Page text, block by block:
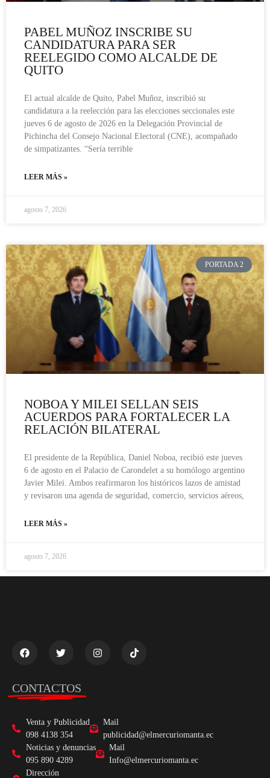
PABEL MUÑOZ INSCRIBE SU
CANDIDATURA PARA SER
REELEGIDO COMO ALCALDE DE
QUITO
El actual alcalde de Quito, Pabel Muñoz, inscribió su
candidatura a la reelección para las elecciones seccionales este
jueves 6 de agosto de 2026 en la Delegación Provincial de
Pichincha del Consejo Nacional Electoral (CNE), acompañado
de simpatizantes. “Sería terrible
LEER MÁS »
agosto 7, 2026
PORTADA 2
NOBOA Y MILEI SELLAN SEIS
ACUERDOS PARA FORTALECER LA
RELACIÓN BILATERAL
El presidente de la República, Daniel Noboa, recibió este jueves
6 de agosto en el Palacio de Carondelet a su homólogo argentino
Javier Milei. Ambos reafirmaron los históricos lazos de amistad
y revisaron una agenda de seguridad, comercio, servicios aéreos,
LEER MÁS »
agosto 7, 2026
CONTACTOS
Venta y Publicidad
098 4138 354
Mail
publicidad@elmercuriomanta.ec
Noticias y denuncias
095 890 4289
Mail
Info@elmercuriomanta.ec
Dirección